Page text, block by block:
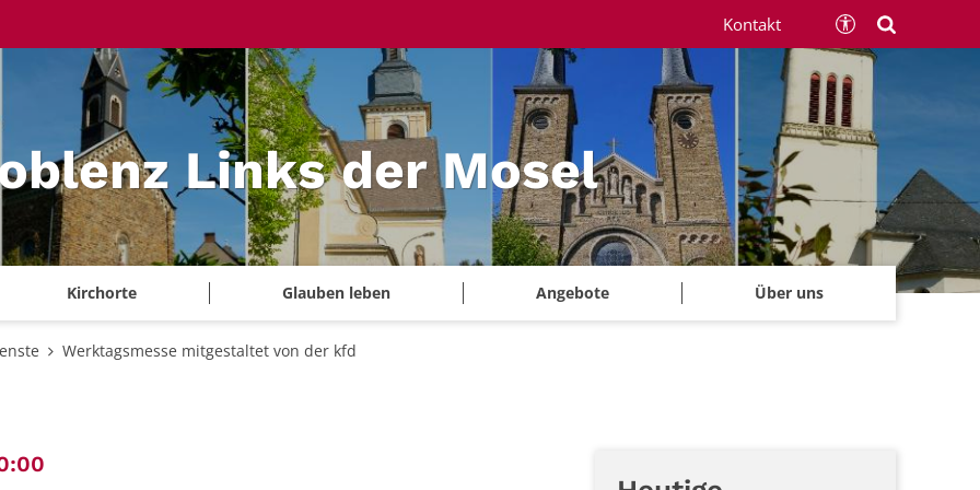
Links der Mosel
Kirchorte Glauben leben Angebote Über uns
Kontakt
Werktagsmesse mitgestaltet von der kfd